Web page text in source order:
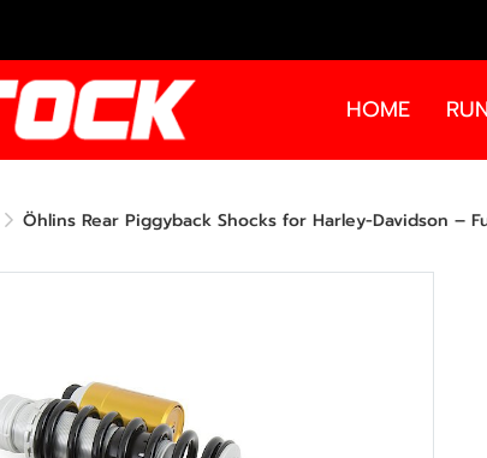
HOME
Öhlins Rear Piggyback Shocks for Harley-Davidson –